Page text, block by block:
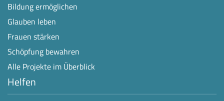
Bildung ermöglichen
Glauben leben
Frauen stärken
Schöpfung bewahren
Alle Projekte im Überblick
Helfen